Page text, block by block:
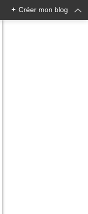
+ Créer mon blog